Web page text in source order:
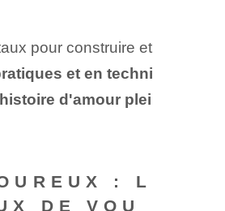
pour construire et
et en techni
d'amour plei
: L
DE VOU